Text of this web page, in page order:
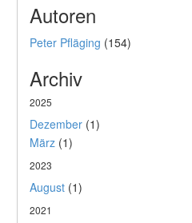
Autoren
Peter Pfläging (154)
Archiv
2025
Dezember (1)
März (1)
2023
August (1)
2021